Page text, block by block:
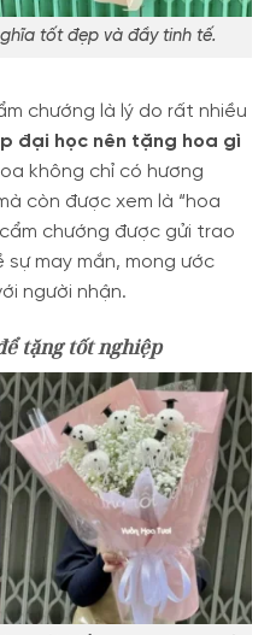
tốt đẹp và đầy tinh tế.
chướng là lý do rất nhiều
đại học nên tặng hoa gì
không chỉ có hương
còn được xem là “hoa
chướng được gửi trao
sự may mắn, mong ước
người nhận.
tặng tốt nghiệp